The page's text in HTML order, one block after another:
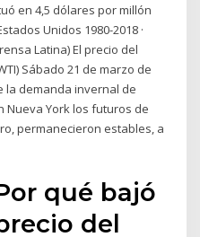
en 4,5 dólares por millón
Unidos 1980-2018 ·
Latina) El precio del
Sábado 21 de marzo de
la demanda invernal de
Nueva York los futuros de
permanecieron estables, a
qué bajó
del